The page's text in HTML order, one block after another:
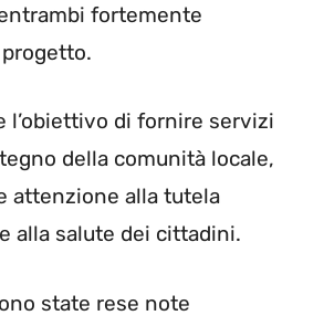
fortemente
l’obiettivo di fornire servizi
della comunità locale,
attenzione alla tutela
alla salute dei cittadini.
state rese note